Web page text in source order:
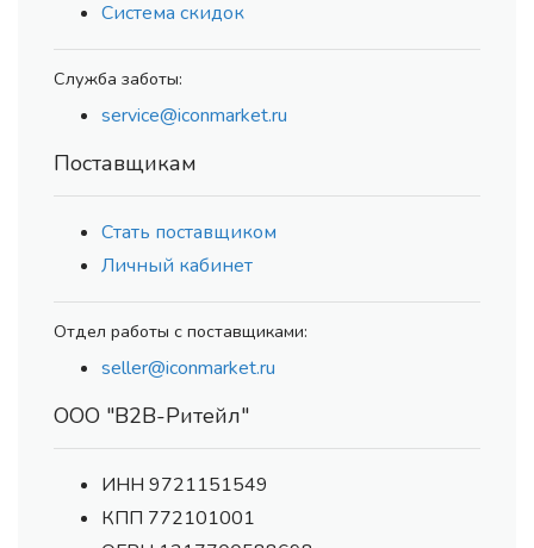
Система скидок
Служба заботы:
service@iconmarket.ru
Поставщикам
Стать поставщиком
Личный кабинет
Отдел работы с поставщиками:
seller@iconmarket.ru
ООО "В2В-Ритейл"
ИНН 9721151549
КПП 772101001